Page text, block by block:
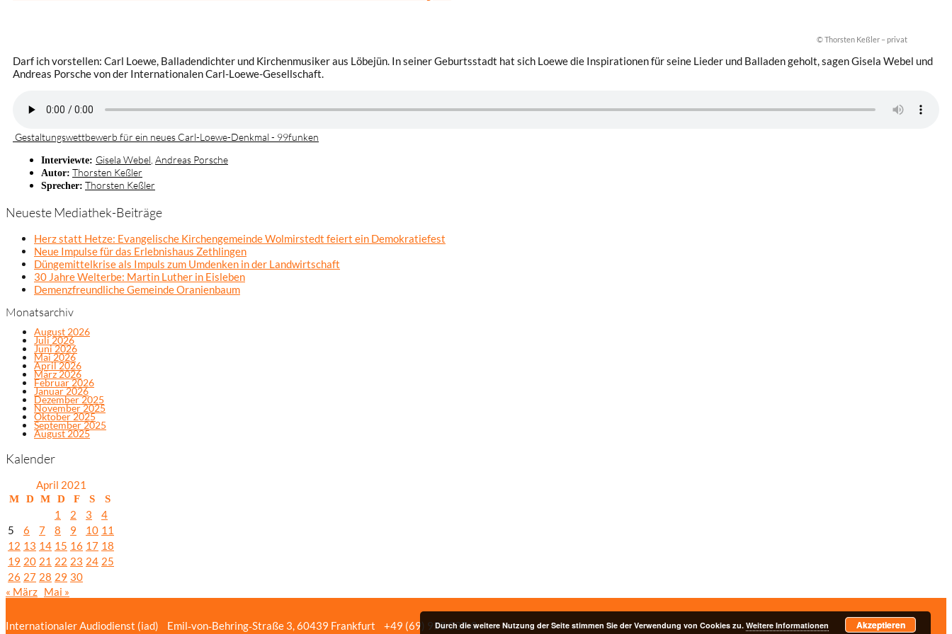
© Thorsten Keßler – privat
Darf ich vorstellen: Carl Loewe, Balladendichter und Kirchenmusiker aus Löbejün. In seiner Geburtsstadt hat sich Loewe die Inspirationen für seine Lieder und Balladen geholt, sagen Gisela Webel und
Andreas Porsche von der Internationalen Carl-Loewe-Gesellschaft.
Gestaltungswettbewerb für ein neues Carl-Loewe-Denkmal - 99funken
Interviewte: Gisela Webel Andreas Porsche
Autor: Thorsten Keßler
Sprecher: Thorsten Keßler
Neueste Mediathek-Beiträge
Herz statt Hetze: Evangelische Kirchengemeinde Wolmirstedt feiert ein Demokratiefest
Neue Impulse für das Erlebnishaus Zethlingen
Düngemittelkrise als Impuls zum Umdenken in der Landwirtschaft
30 Jahre Welterbe: Martin Luther in Eisleben
Demenzfreundliche Gemeinde Oranienbaum
Monatsarchiv
August 2026
Juli 2026
Juni 2026
Mai 2026
April 2026
März 2026
Februar 2026
Januar 2026
Dezember 2025
November 2025
Oktober 2025
September 2025
August 2025
Kalender
April 2021
M D M D F S S
1 2 3
4
5
6 7 8 9 10 11
12 13 14 15 16 17 18
19 20 21 22 23 24 25
26 27 28 29 30
« März Mai »
Internationaler Audiodienst (iad) Emil‑von‑Behring‑Straße 3, 60439 Frankfurt +49 (69) 958 037‑0Bildnachweise Impressum/Datenschutzerklärung
Durch die weitere Nutzung der Seite stimmen Sie der Verwendung von Cookies zu. Weitere Informationen Akzeptieren